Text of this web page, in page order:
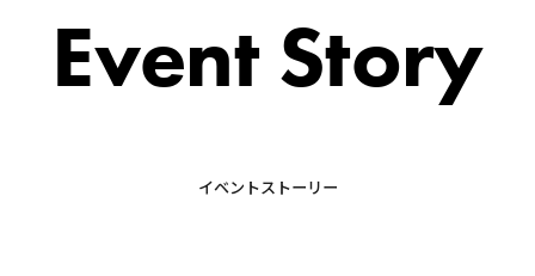
Event Story
イベントストーリー